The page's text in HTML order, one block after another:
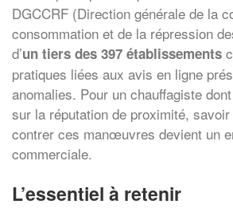
DGCCRF (Direction générale de la
consommation et de la répression
d’un tiers des 397 établissements
pratiques liées aux avis en ligne
anomalies. Pour un chauffagiste
sur la réputation de proximité,
contrer ces manœuvres devient un
commerciale.
L’essentiel à retenir